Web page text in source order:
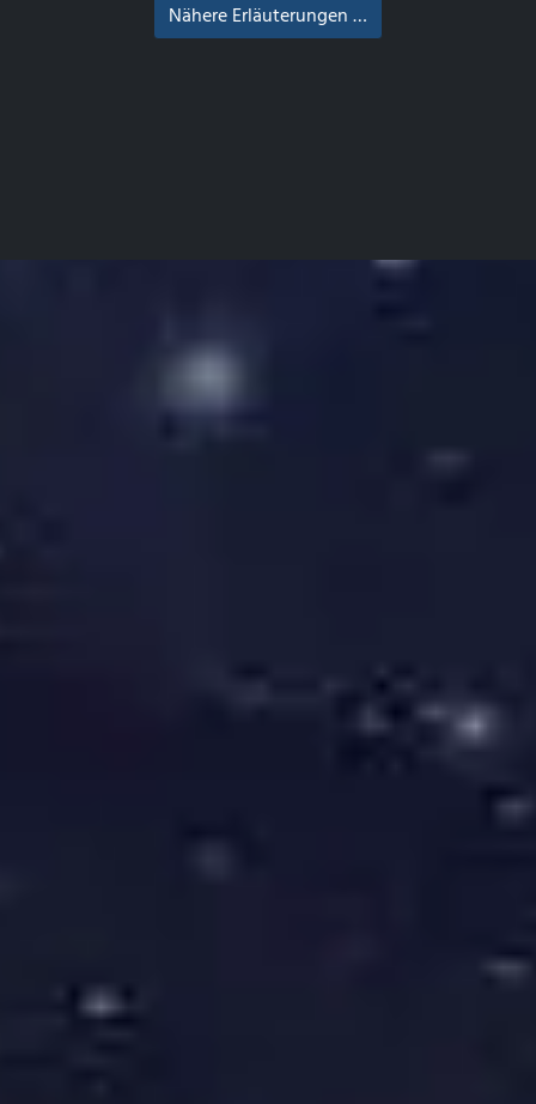
Nähere Erläuterungen …